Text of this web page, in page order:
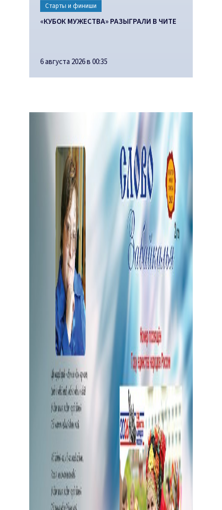
Старты и финиши
«КУБОК МУЖЕСТВА» РАЗЫГРАЛИ В ЧИТЕ
6 августа 2026 в 00:35